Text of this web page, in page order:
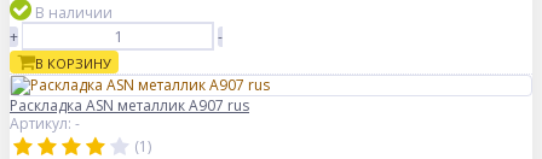
В наличии
+
-
В КОРЗИНУ
Раскладка ASN металлик А907 rus
Артикул: -
(1)